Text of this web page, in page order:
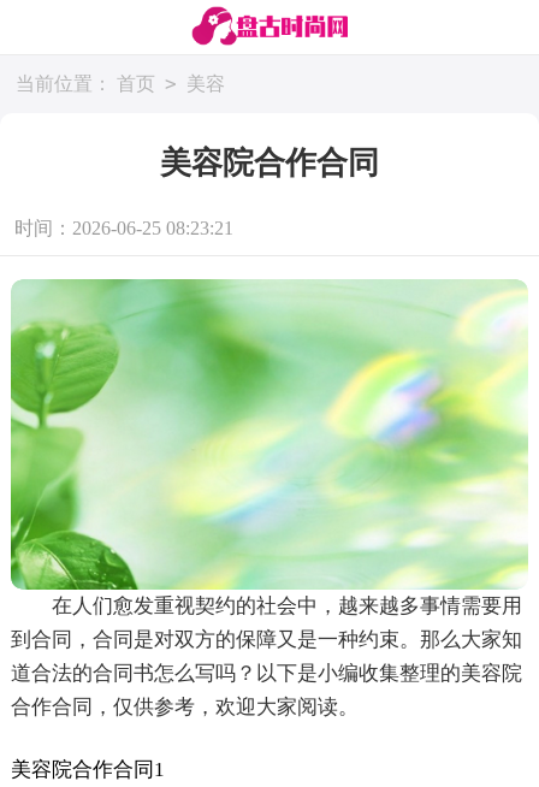
当前位置： 首页 > 美容
美容院合作合同
时间：2026-06-25 08:23:21
在人们愈发重视契约的社会中，越来越多事情需要用
到合同，合同是对双方的保障又是一种约束。那么大家知
道合法的合同书怎么写吗？以下是小编收集整理的美容院
合作合同，仅供参考，欢迎大家阅读。
美容院合作合同1